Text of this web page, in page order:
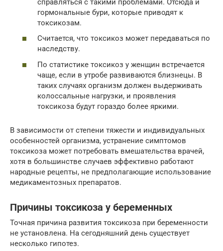
гормональные бури, которые приводят к
токсикозам.
Считается, что токсикоз может передаваться по
наследству.
По статистике токсикоз у женщин встречается
чаще, если в утробе развиваются близнецы. В
таких случаях организм должен выдерживать
колоссальные нагрузки, и проявления
токсикоза будут гораздо более яркими.
В зависимости от степени тяжести и индивидуальных
особенностей организма, устранение симптомов
токсикоза может потребовать вмешательства врачей,
хотя в большинстве случаев эффективно работают
народные рецепты, не предполагающие использование
медикаментозных препаратов.
Причины токсикоза у беременных
Точная причина развития токсикоза при беременности
не установлена. На сегодняшний день существует
несколько гипотез.